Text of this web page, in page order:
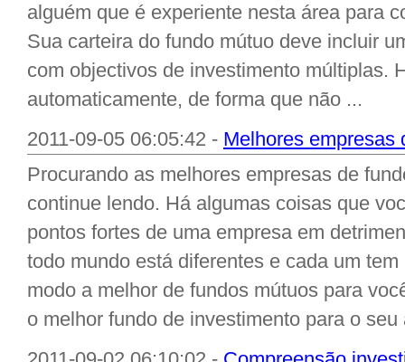
alguém que é experiente nesta área para
Sua carteira do fundo mútuo deve incluir
com objectivos de investimento múltiplas.
automaticamente, de forma que não ...
2011-09-05 06:05:42 - Melhores empresas
Procurando as melhores empresas de
continue lendo. Há algumas coisas que
pontos fortes de uma empresa em
todo mundo está diferentes e cada um
modo a melhor de fundos mútuos para
o melhor fundo de investimento para o seu